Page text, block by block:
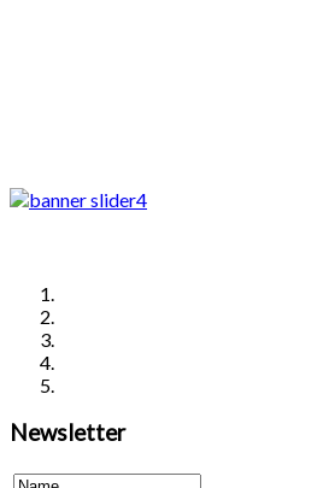
Newsletter